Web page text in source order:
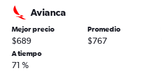
Avianca
Mejor precio
$689
Promedio
$767
A tiempo
71 %